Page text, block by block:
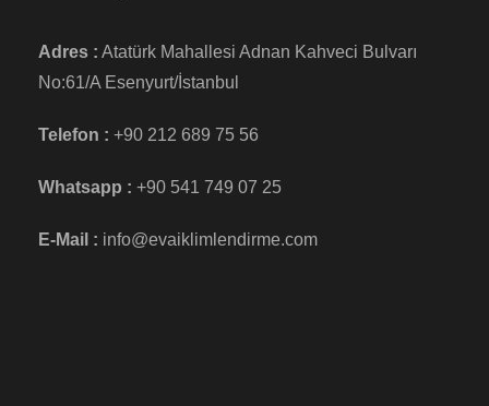
Adres : Atatürk Mahallesi Adnan Kahveci Bulvarı
No:61/A Esenyurt/İstanbul
Telefon : +90 212 689 75 56
Whatsapp : +90 541 749 07 25
E-Mail : info@evaiklimlendirme.com